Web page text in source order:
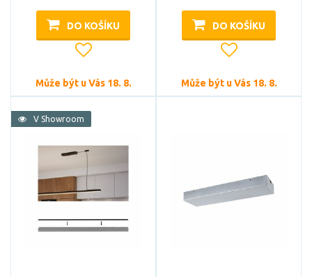
DO KOŠÍKU
Může být u Vás 18. 8.
DO KOŠÍKU
Může být u Vás 18. 8.
V Showroom